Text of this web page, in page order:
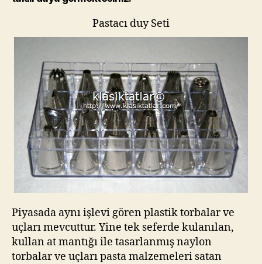
Pastacı duy Seti
Piyasada aynı işlevi gören plastik torbalar ve
uçları mevcuttur. Yine tek seferde kulanılan,
kullan at mantığı ile tasarlanmış naylon
torbalar ve uçları pasta malzemeleri satan